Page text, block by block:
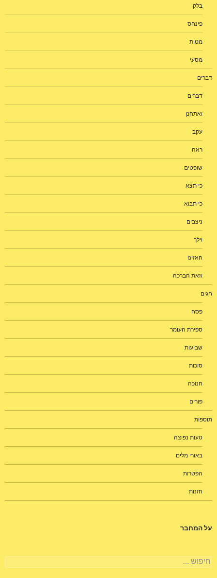
בלק
פינחס
מטות
מסעי
דברים
דברים
ואתחנן
עקב
ראה
שופטים
כי תצא
כי תבוא
ניצבים
וילך
האזינו
וזאת הברכה
חגים
פסח
ספירת העומר
שבועות
סוכות
חנוכה
פורים
תוספות
טעות נפוצה
באורי מלים
הפטרות
חזנות
על המחבר
חיפוש: